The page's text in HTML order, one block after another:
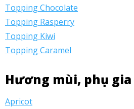
Topping Chocolate
Topping Rasperry
Topping Kiwi
Topping Caramel
Hương mùi, phụ gia
Apricot